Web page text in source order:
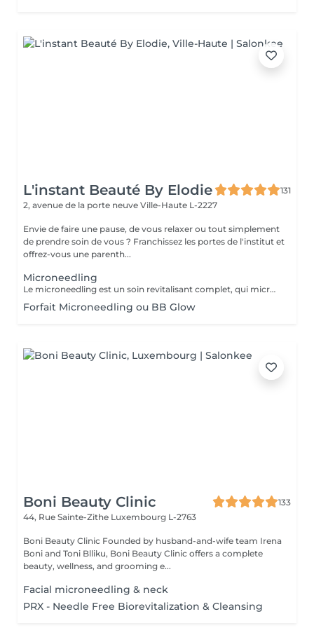
L'instant Beauté By Elodie
131
2, avenue de la porte neuve Ville-Haute L-2227
Envie de faire une pause, de vous relaxer ou tout simplement
de prendre soin de vous ? Franchissez les portes de l'institut et
offrez-vous une parenth...
Microneedling
Le microneedling est un soin revitalisant complet, qui micro perfore la peau et qui a pour but de réactiver la production de collagène dans la peau, de relancer le processus de cicatrisation du derme et de mieux faire pénétrer les soins que l'on met sur la peau. Nombre de séance : Trois séances minimum espacé de 10 à 15 jours, cela dépends de votre typologie de peau ainsi que votre hygiène de vie. Le soin permet de traiter : Un teint terne Des cicatrices d'acnés Un relâchement cutané Les rides et ridules Les taches de vieillesse, de soleil, de grossesse D'éliminer les points noir Resserrer les ports dilatés et lisser la peau Hydrater la peau en profondeur Contre indication : Grossesse, allaitement Eczéma, psorasis Brulures Personnes ayant un diagnostic de cancer Post microneedling : Ne pas mettre d'eau ou humidifier le visage pendant 12H Pas de maquillage pendant 24H à 48H Eviter le soleil en exposition directe et les uv en institut pendant 15 jours Pas de peeling/ laser pendant 2
Forfait Microneedling ou BB Glow
Boni Beauty Clinic
133
44, Rue Sainte-Zithe Luxembourg L-2763
Boni Beauty Clinic Founded by husband-and-wife team Irena
Boni and Toni Blliku, Boni Beauty Clinic offers a complete
beauty, wellness, and grooming e...
Facial microneedling & neck
PRX - Needle Free Biorevitalization & Cleansing